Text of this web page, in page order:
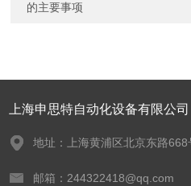
的主要事项
上海申思特自动化设备有限公司
地址：上海黄浦区北京东路
邮箱：244322418@qq.com